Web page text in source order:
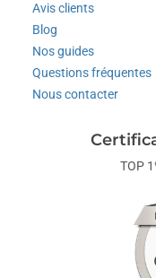
Avis clients
Blog
Nos guides
Questions fréquentes
Nous contacter
TOP